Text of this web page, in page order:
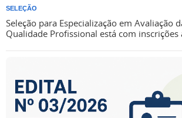
SELEÇÃO
Seleção para Especialização em Avaliação
Qualidade Profissional está com inscrições